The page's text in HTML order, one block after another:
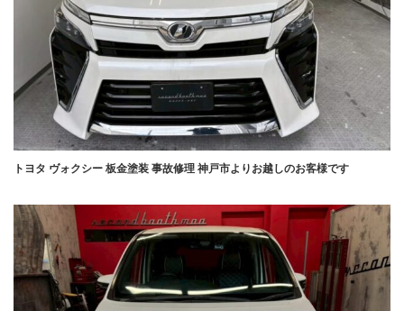
トヨタ ヴォクシー 板金塗装 事故修理 神戸市よりお越しのお客様です